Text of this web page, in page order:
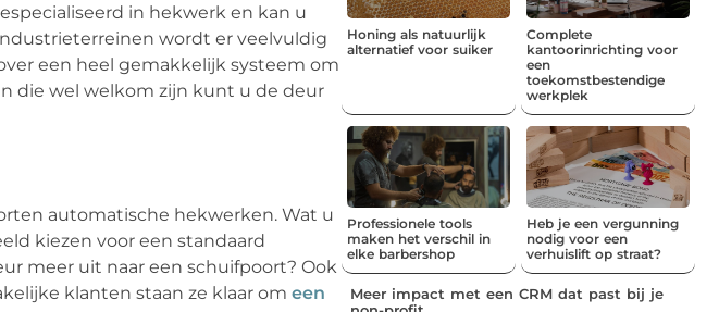
in hekwerk en kan u
wordt er veelvuldig
een heel gemakkelijk systeem om
die wel welkom zijn kunt u de deur
automatische hekwerken. Wat u
kiezen voor een standaard
meer uit naar een schuifpoort? Ook
klanten staan ze klaar om een
Honing als natuurlijk
alternatief voor suiker
Complete
kantoorinrichting voor
een
toekomstbestendige
werkplek
Professionele tools
maken het verschil in
elke barbershop
Heb je een vergunning
nodig voor een
verhuislift op straat?
Meer impact met een CRM dat past bij je